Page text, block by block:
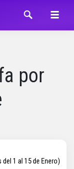
por
1 al 15 de Enero)